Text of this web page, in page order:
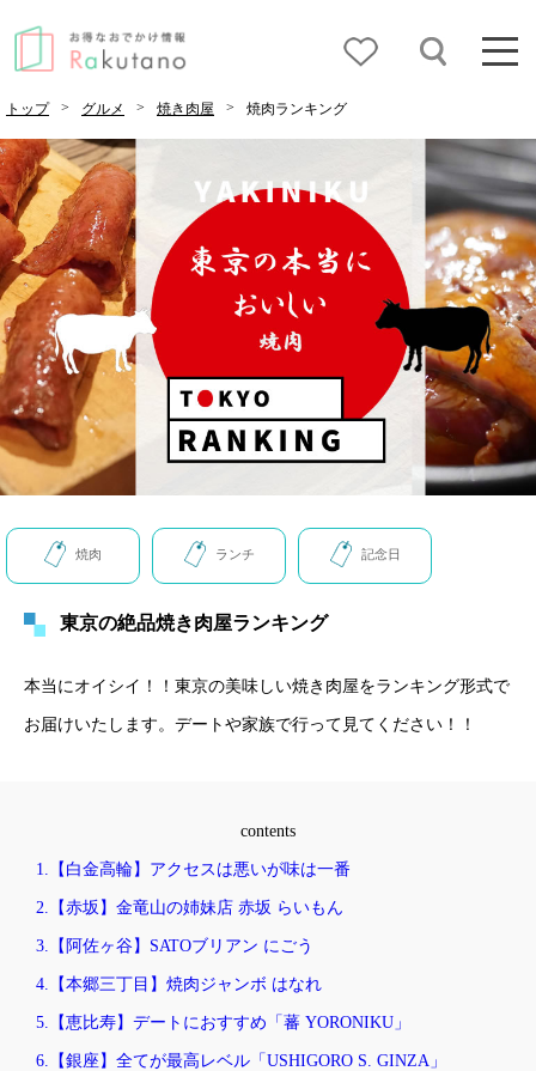
トップ > グルメ > 焼き肉屋 > 焼肉ランキング
焼肉 ランチ 記念日
東京の絶品焼き肉屋ランキング
本当にオイシイ！！東京の美味しい焼き肉屋をランキング形式で
お届けいたします。デートや家族で行って見てください！！
contents
1.【白金高輪】アクセスは悪いが味は一番
2.【赤坂】金竜山の姉妹店 赤坂 らいもん
3.【阿佐ヶ谷】SATOブリアン にごう
4.【本郷三丁目】焼肉ジャンボ はなれ
5.【恵比寿】デートにおすすめ「蕃 YORONIKU」
6.【銀座】全てが最高レベル「USHIGORO S. GINZA」